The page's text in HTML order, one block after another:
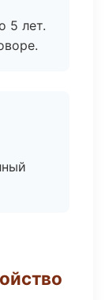
5 лет.